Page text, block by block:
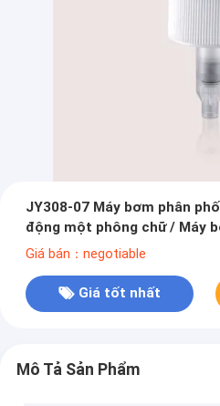
JY308-07 Máy bơm phân
động một phông chữ / Máy
nhựa mịn
Giá bán：negotiable
Giá tốt nhất
Mô Tả Sản Phẩm